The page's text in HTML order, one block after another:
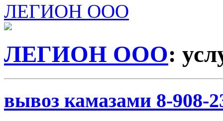
ЛЕГИОН ООО
ЛЕГИОН ООО:
вывоз камазами 8-908-